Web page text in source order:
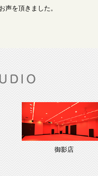
声を頂きました。
御影店